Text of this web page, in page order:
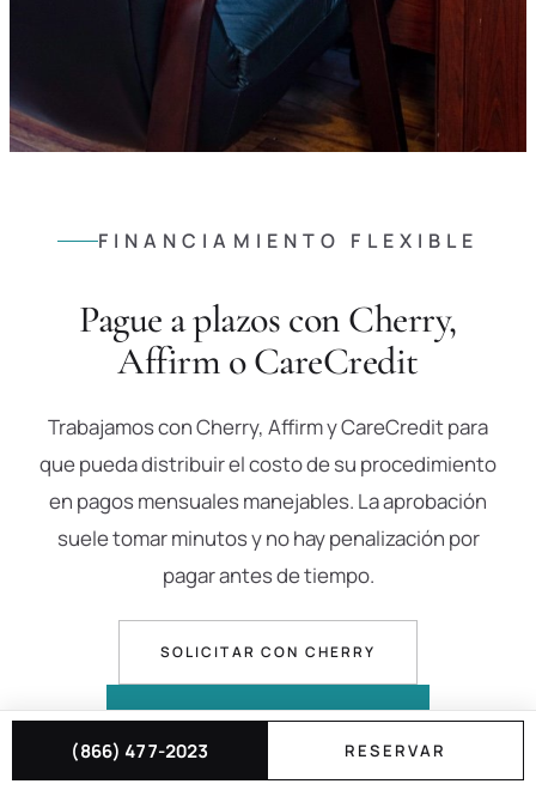
FINANCIAMIENTO FLEXIBLE
Pague a plazos con Cherry,
Affirm o CareCredit
Trabajamos con Cherry, Affirm y CareCredit para
que pueda distribuir el costo de su procedimiento
en pagos mensuales manejables. La aprobación
suele tomar minutos y no hay penalización por
pagar antes de tiempo.
SOLICITAR CON CHERRY
PRECALIFIQUE CON AFFIRM
SOLICITAR CON CARECREDIT
(866) 477-2023 RESERVAR